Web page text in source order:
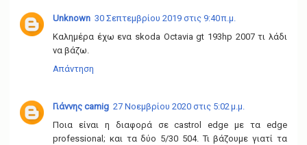
Unknown 30 Σεπτεμβρίου 2019 στις 9:40 π.μ.
Καλημέρα έχω ενα skoda Octavia gt 193hp 2007 τι λάδι
να βάζω.
Απάντηση
Γιάννης camig 27 Νοεμβρίου 2020 στις 5:02 μ.μ.
Ποια είναι η διαφορά σε castrol edge με τα edge
professional; και τα δύο 5/30 504. Τι βάζουμε γιατί τα